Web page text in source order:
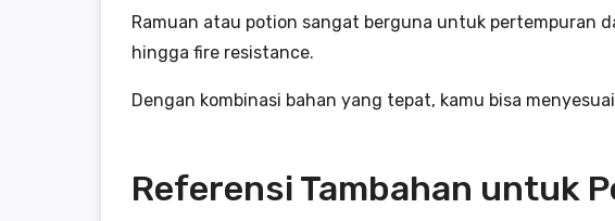
Ramuan atau potion sangat berguna untuk pertempuran
hingga fire resistance.
Dengan kombinasi bahan yang tepat, kamu bisa
Referensi Tambahan untuk